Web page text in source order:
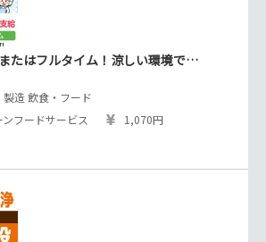
たはフルタイム！涼しい環境で…
造 飲食・フード
フードサービス
1,070円